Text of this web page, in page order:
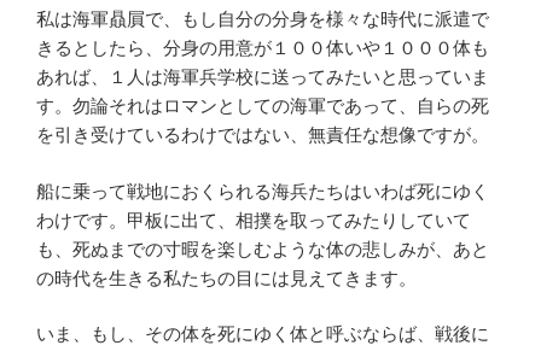
私は海軍贔屓で、もし自分の分身を様々な時代に派遣で
きるとしたら、分身の用意が１００体いや１０００体も
あれば、１人は海軍兵学校に送ってみたいと思っていま
す。勿論それはロマンとしての海軍であって、自らの死
を引き受けているわけではない、無責任な想像ですが。
船に乗って戦地におくられる海兵たちはいわば死にゆく
わけです。甲板に出て、相撲を取ってみたりしていて
も、死ぬまでの寸暇を楽しむような体の悲しみが、あと
の時代を生きる私たちの目には見えてきます。
いま、もし、その体を死にゆく体と呼ぶならば、戦後に